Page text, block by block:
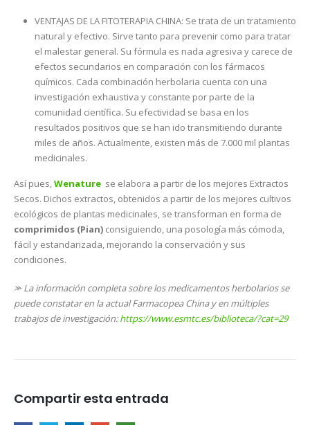
VENTAJAS DE LA FITOTERAPIA CHINA: Se trata de un tratamiento
natural y efectivo. Sirve tanto para prevenir como para tratar
el malestar general. Su fórmula es nada agresiva y carece de
efectos secundarios en comparación con los fármacos
químicos. Cada combinación herbolaria cuenta con una
investigación exhaustiva y constante por parte de la
comunidad científica. Su efectividad se basa en los
resultados positivos que se han ido transmitiendo durante
miles de años. Actualmente, existen más de 7.000 mil plantas
medicinales.
Así pues,Wenature se elabora a partir de los mejores Extractos
Secos. Dichos extractos, obtenidos a partir de los mejores cultivos
ecológicos de plantas medicinales, se transforman en forma de
comprimidos (Pian) consiguiendo, una posología más cómoda,
fácil y estandarizada, mejorando la conservación y sus
condiciones.
⪼ La información completa sobre los medicamentos herbolarios se
puede constatar en la actual Farmacopea China y en múltiples
trabajos de investigación:https://www.esmtc.es/biblioteca/?cat=29
Compartir esta entrada